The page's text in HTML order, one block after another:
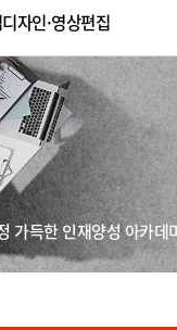
자인·영상편집
가득한 인재양성 아카데